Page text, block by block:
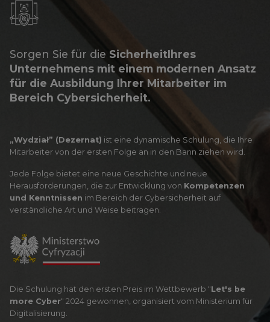
Sorgen Sie für die SicherheitIhres
Unternehmens mit einem modernen Ansatz
für die Ausbildung Ihrer Mitarbeiter im
Bereich Cybersicherheit.
„Wydział” (Dezernat) ist eine dynamische Schulung, die Ihre
Mitarbeiter von der ersten Folge an in den Bann ziehen wird.
Jede Folge bietet eine neue Geschichte und neue
Herausforderungen, die zur Entwicklung von Kompetenzen
und Kenntnissen im Bereich der Cybersicherheit auf
verständliche Art und Weise beitragen.
Die Schulung hat den ersten Preis im Wettbewerb "Let's be
more Cyber" 2024 gewonnen, organisiert vom Ministerium für
Digitalisierung.